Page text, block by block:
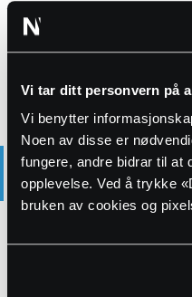
Vi tar ditt personvern på
Vi benytter
Noen av disse er
fungere, andre bidrar til at
opplevelse. Ved å trykke
bruken av cookies og
Produktstatus
PRODUKTBESKRIVELSE
Som operatør av et
utfordringen med å drifte
vil hjelpe deg med å oppnå